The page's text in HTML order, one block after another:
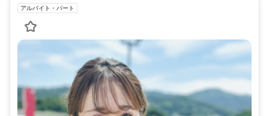
アルバイト・パート